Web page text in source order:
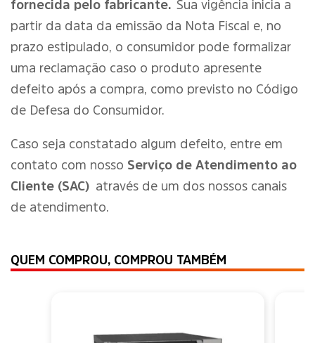
fornecida pelo fabricante. Sua vigência inicia a
partir da data da emissão da Nota Fiscal e, no
prazo estipulado, o consumidor pode formalizar
uma reclamação caso o produto apresente
defeito após a compra, como previsto no Código
de Defesa do Consumidor.
Caso seja constatado algum defeito, entre em
contato com nosso Serviço de Atendimento ao
Cliente (SAC) através de um dos nossos canais
de atendimento.
QUEM COMPROU, COMPROU TAMBÉM